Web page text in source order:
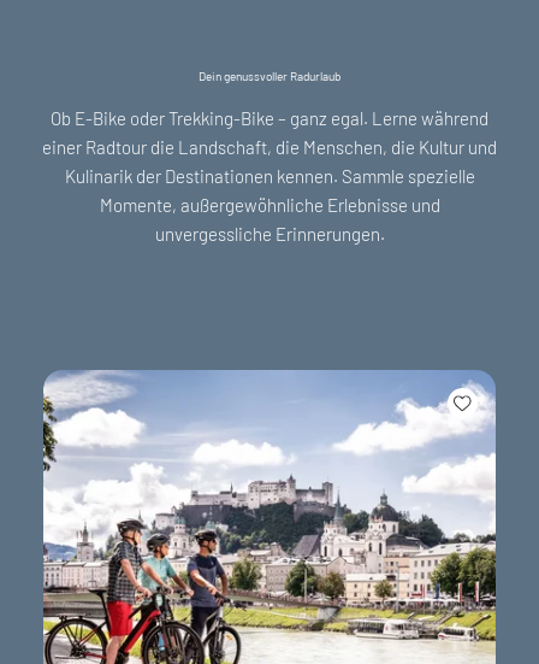
Dein genussvoller Radurlaub
Ob E-Bike oder Trekking-Bike – ganz egal. Lerne während
einer Radtour die Landschaft, die Menschen, die Kultur und
Kulinarik der Destinationen kennen. Sammle spezielle
Momente, außergewöhnliche Erlebnisse und
unvergessliche Erinnerungen.